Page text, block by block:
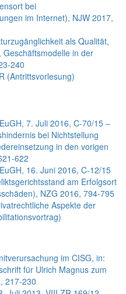
bei
im Internet), NJW 2017,
als Qualität,
in der
240
(Antrittsvorlesung)
7. Juli 2016, C-70/15 –
bei Nichtstellung
in den vorigen
622
16. Juni 2016, C-12/15
am Erfolgsort
NZG 2016, 794-795
Aspekte der
im CISG, in:
für Ulrich Magnus zum
217-230